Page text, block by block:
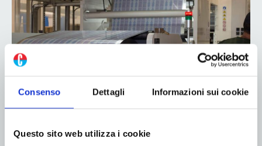
Consenso Dettagli Informazioni sui cookie
Questo sito web utilizza i cookie
Assografici: la filiera della stampa e
shock energetico e logistico
31 Marzo 2026